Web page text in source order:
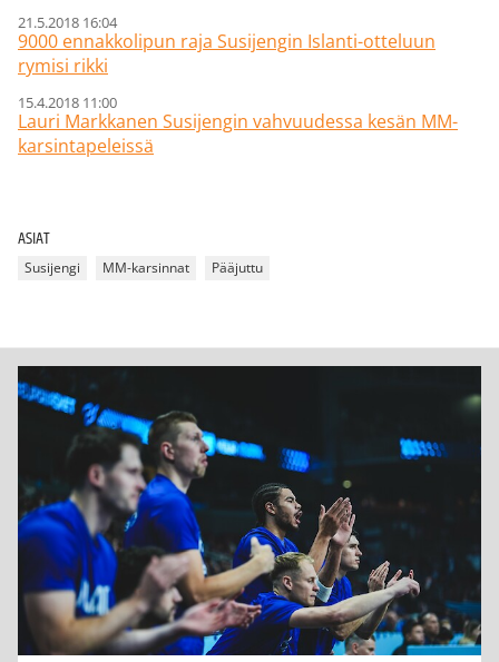
21.5.2018 16:04
9000 ennakkolipun raja Susijengin Islanti-otteluun
rymisi rikki
15.4.2018 11:00
Lauri Markkanen Susijengin vahvuudessa kesän MM-
karsintapeleissä
ASIAT
Susijengi MM-karsinnat Pääjuttu